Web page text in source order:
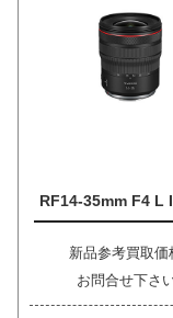
RF14-35mm F4 L
新品参考買取価
お問合せ下さ